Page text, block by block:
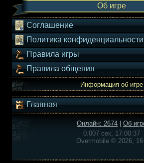
Об игре
Соглашение
Политика конфиденциальности
Правила игры
Правила общения
Информация об игре
Главная
Онлайн: 2674
Об
0.007 сек, 17:00:37
Overmobile © 2026,